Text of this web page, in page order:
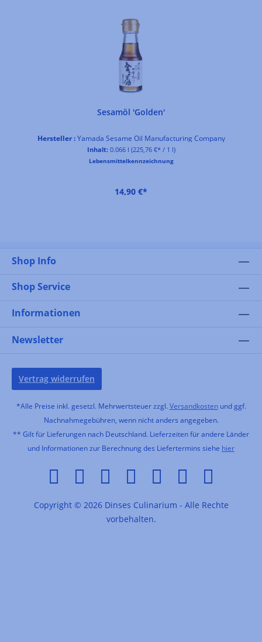
Sesamöl 'Golden'
Hersteller :Yamada Sesame Oil Manufacturing Company
Inhalt: 0.066 l (225,76 €* / 1 l)
Lebensmittelkennzeichnung
14,90 €*
Shop Info
Shop Service
Informationen
Newsletter
Vertrag widerrufen
*Alle Preise inkl. gesetzl. Mehrwertsteuer zzgl. Versandkostenund ggf.
Nachnahmegebühren, wenn nicht anders angegeben.
** Gilt für Lieferungen nach Deutschland. Lieferzeiten für andere Länder
und Informationen zur Berechnung des Liefertermins siehe hier
Copyright © 2026 Dinses Culinarium - Alle Rechte
vorbehalten.